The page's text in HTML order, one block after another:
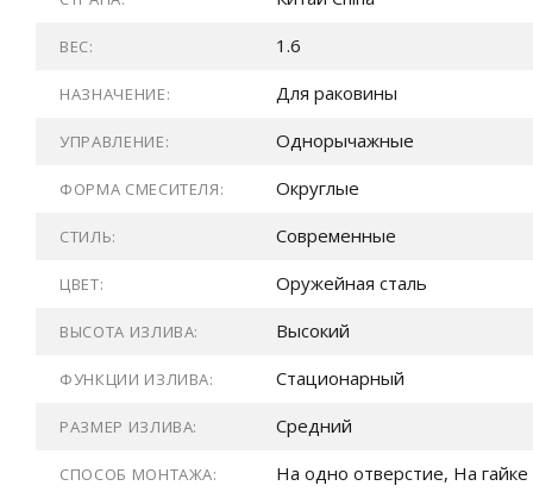
ВЕС: 1.6
НАЗНАЧЕНИЕ: Для раковины
УПРАВЛЕНИЕ: Однорычажные
ФОРМА СМЕСИТЕЛЯ: Округлые
СТИЛЬ: Современные
ЦВЕТ: Оружейная сталь
ВЫСОТА ИЗЛИВА: Высокий
ФУНКЦИИ ИЗЛИВА: Стационарный
РАЗМЕР ИЗЛИВА: Средний
СПОСОБ МОНТАЖА: На одно отверстие, На гайке